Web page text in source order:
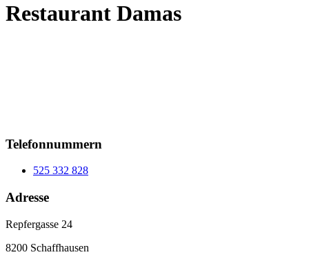
Restaurant Damas
Telefonnummern
525 332 828
Adresse
Repfergasse 24
8200 Schaffhausen